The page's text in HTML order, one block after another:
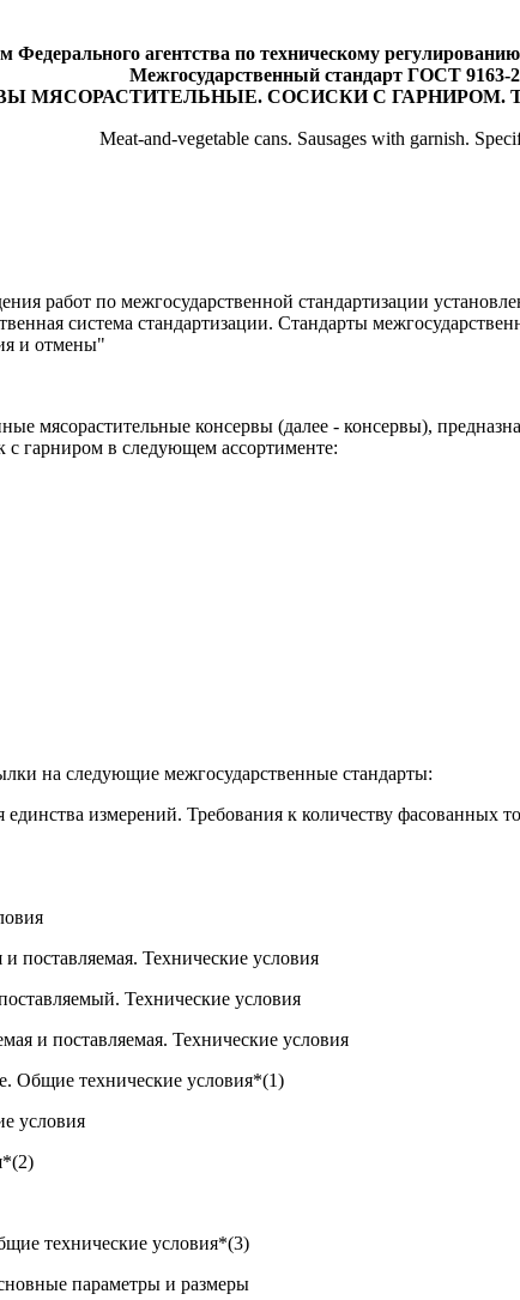
Федерального агентства по техническому
Межгосударственный стандарт ГОСТ 9163-
МЯСОРАСТИТЕЛЬНЫЕ. СОСИСКИ С ГАРНИРОМ.
Meat-and-vegetable cans. Sausages with garnish.
работ по межгосударственной стандартизации
система стандартизации. Стандарты
и отмены"
мясорастительные консервы (далее - консервы),
с гарниром в следующем ассортименте:
на следующие межгосударственные стандарты:
измерений. Требования к количеству фасованных
поставляемая. Технические условия
Технические условия
и поставляемая. Технические условия
Общие технические условия*(1)
условия
технические условия*(3)
параметры и размеры